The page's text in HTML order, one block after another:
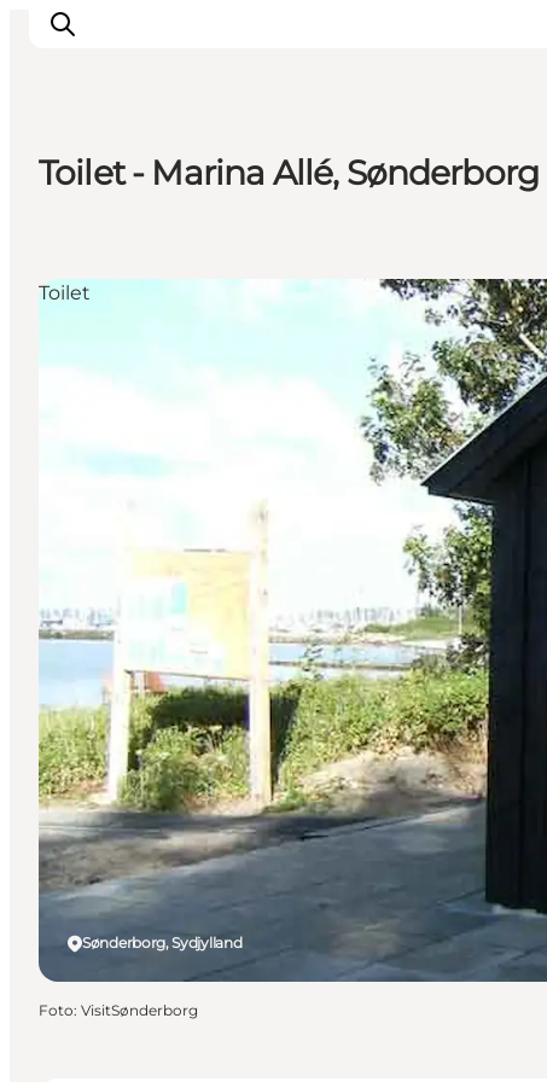
Det sker
Overnatning
Booking
Toilet - Marina Allé, Sønderborg
Sønderborg, Sydjylland
Toilet
Foto: VisitSønderborg